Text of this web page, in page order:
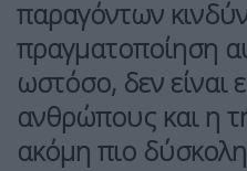
παραγόντων
πραγματοποίηση
ωστόσο, δεν είναι
ανθρώπους και η
ακόμη πιο